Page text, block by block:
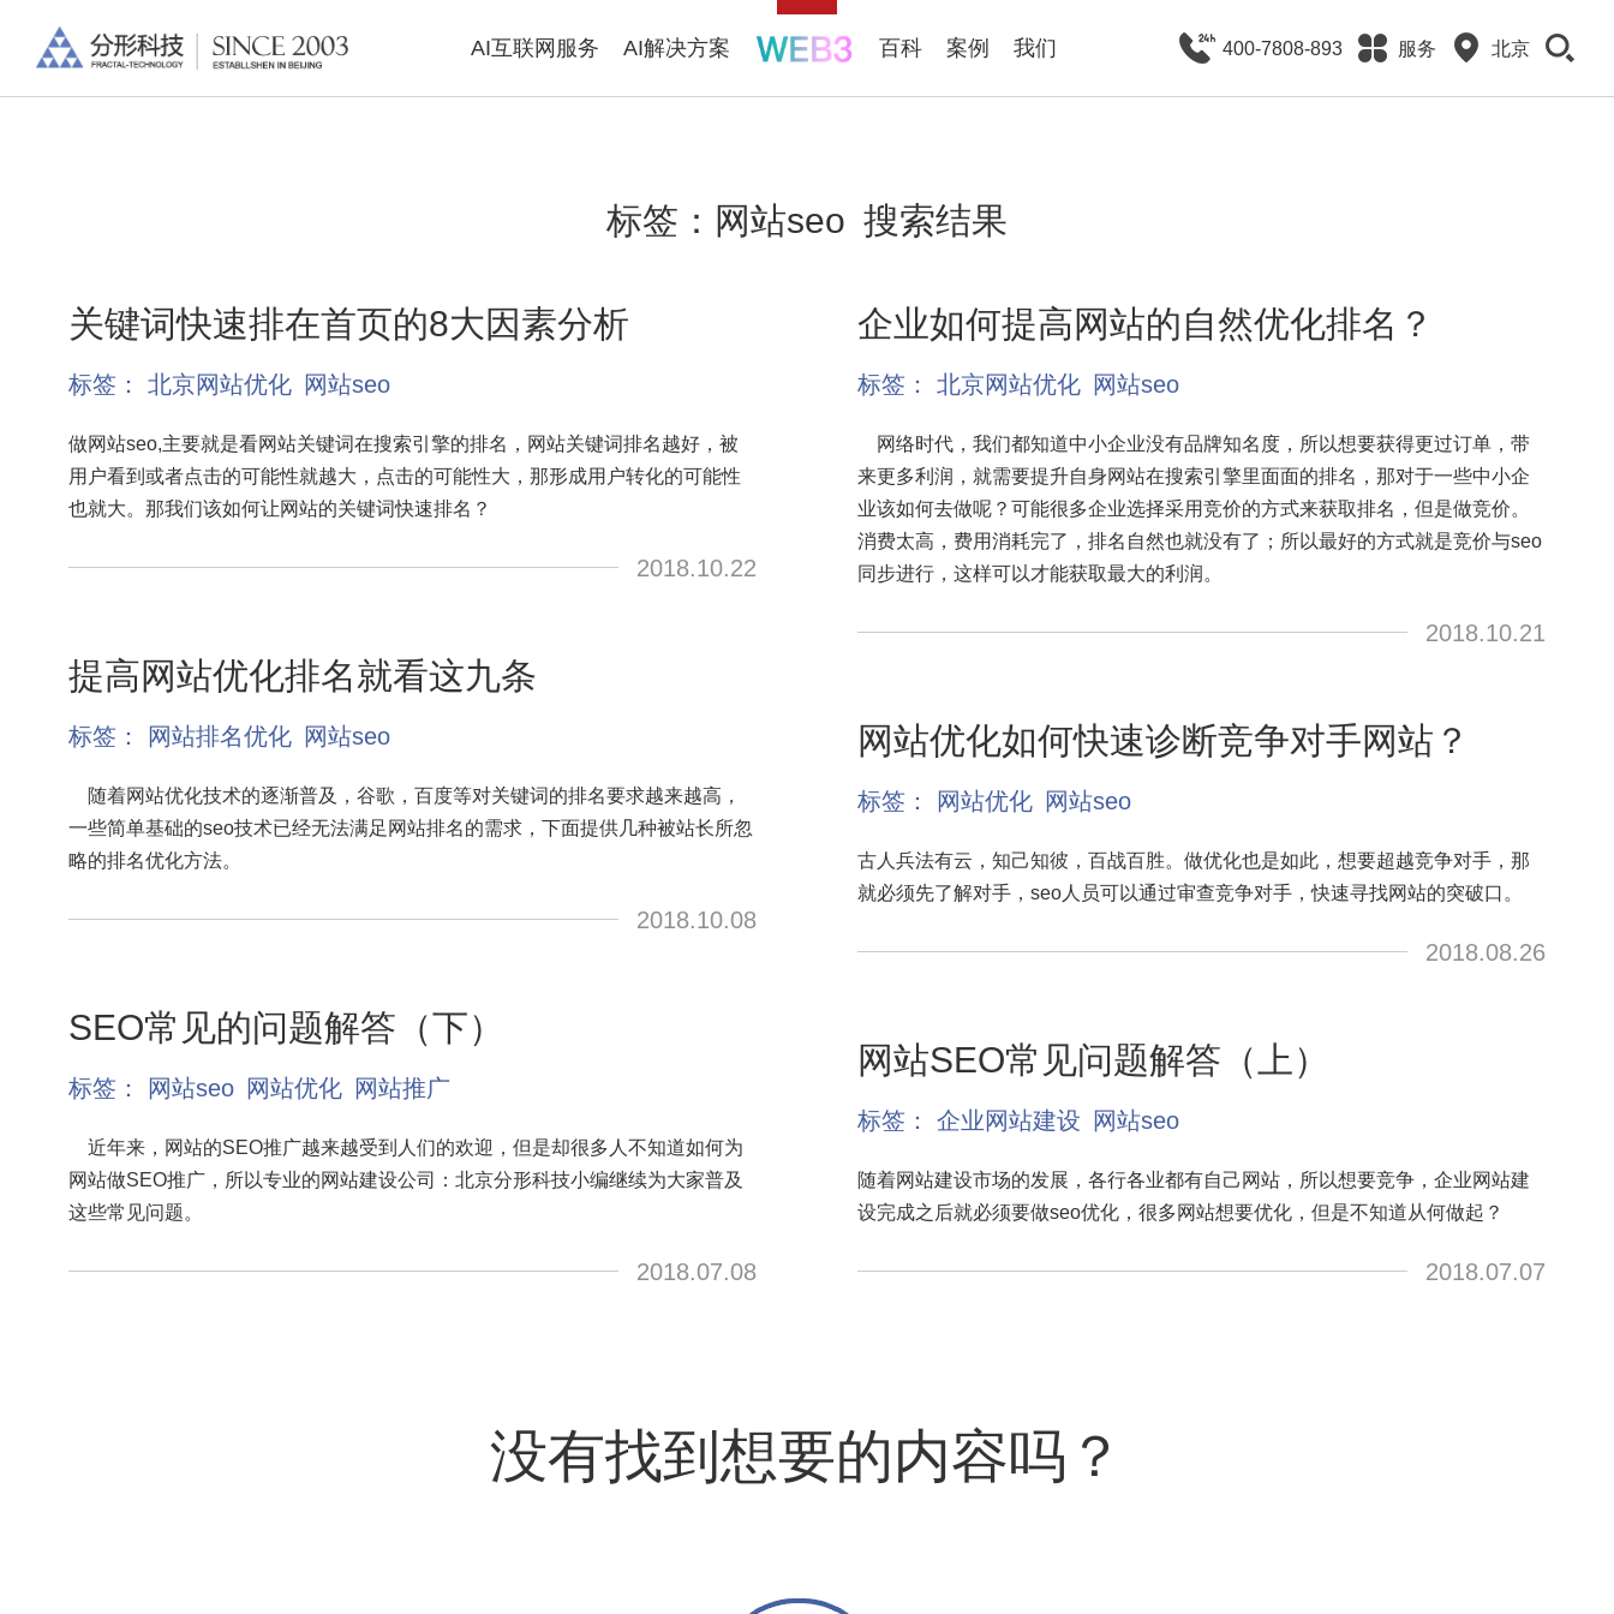
AI互联网服务 AI解决方案 百科 案例 我们 400-7808-893 服务 北京
标签： 网站seo 搜索结果
关键词快速排在首页的8大因素分析
标签： 北京网站优化 网站seo
做网站seo,主要就是看网站关键词在搜索引擎的排名，网站关键词排名越好，被
用户看到或者点击的可能性就越大，点击的可能性大，那形成用户转化的可能性
也就大。那我们该如何让网站的关键词快速排名？
2018.10.22
提高网站优化排名就看这九条
标签： 网站排名优化 网站seo
随着网站优化技术的逐渐普及，谷歌，百度等对关键词的排名要求越来越高，
一些简单基础的seo技术已经无法满足网站排名的需求，下面提供几种被站长所忽
略的排名优化方法。
2018.10.08
SEO常见的问题解答（下）
标签： 网站seo 网站优化 网站推广
近年来，网站的SEO推广越来越受到人们的欢迎，但是却很多人不知道如何为
网站做SEO推广，所以专业的网站建设公司：北京分形科技小编继续为大家普及
这些常见问题。
2018.07.08
企业如何提高网站的自然优化排名？
标签： 北京网站优化 网站seo
网络时代，我们都知道中小企业没有品牌知名度，所以想要获得更过订单，带
来更多利润，就需要提升自身网站在搜索引擎里面面的排名，那对于一些中小企
业该如何去做呢？可能很多企业选择采用竞价的方式来获取排名，但是做竞价。
消费太高，费用消耗完了，排名自然也就没有了；所以最好的方式就是竞价与seo
同步进行，这样可以才能获取最大的利润。
2018.10.21
网站优化如何快速诊断竞争对手网站？
标签： 网站优化 网站seo
古人兵法有云，知己知彼，百战百胜。做优化也是如此，想要超越竞争对手，那
就必须先了解对手，seo人员可以通过审查竞争对手，快速寻找网站的突破口。
2018.08.26
网站SEO常见问题解答（上）
标签： 企业网站建设 网站seo
随着网站建设市场的发展，各行各业都有自己网站，所以想要竞争，企业网站建
设完成之后就必须要做seo优化，很多网站想要优化，但是不知道从何做起？
2018.07.07
没有找到想要的内容吗？